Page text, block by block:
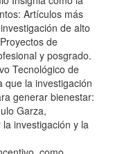
Artículos más
de alto
de
y posgrado.
Tecnológico de
que la investigación
generar bienestar:
Garza,
investigación y la